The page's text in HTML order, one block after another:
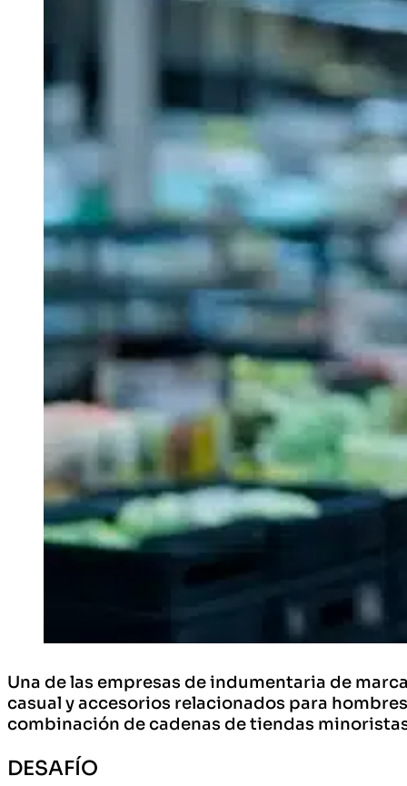
Una de las empresas de indumentaria de
casual y accesorios relacionados para
combinación de cadenas de tiendas
DESAFÍO